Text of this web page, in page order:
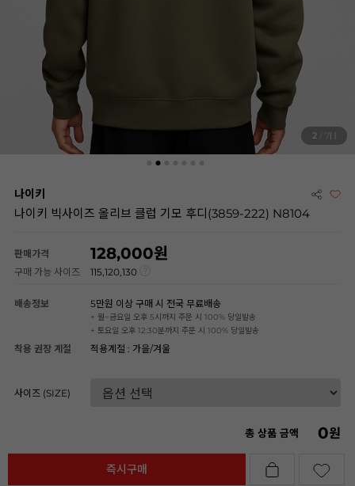
2 / 7
나이키
나이키 빅사이즈 올리브 클럽 기모 후디(3859-222) N8104
판매가격 128,000
구매 가능 사이즈 115,120,130
배송정보 5만원 이상 구매 시 전국 무료배송
+ 월~금요일 오후 5시까지 주문 시 100% 당일발송
+ 토요일 오후 12:30분까지 주문 시 100% 당일발송
착용 권장 계절 적용계절 : 가을/겨울
사이즈 (SIZE)
총 상품 금액 0원
즉시구매